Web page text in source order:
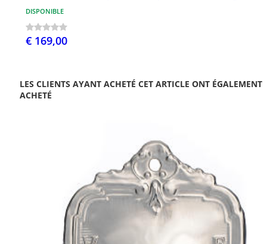
DISPONIBLE
€ 169,00
LES CLIENTS AYANT ACHETÉ CET ARTICLE ONT ÉGALEMENT
ACHETÉ